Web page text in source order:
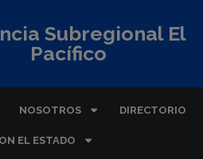
Subregional El
Pacífico
NOSOTROS DIRECTORIO
EL ESTADO